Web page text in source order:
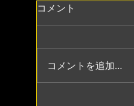
コメント
コメントを追加…